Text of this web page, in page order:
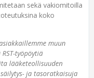
sekä vakiomitoilla
koko
muun
työpöytiä
lääketeollisuuden
ja tasoratkaisuja